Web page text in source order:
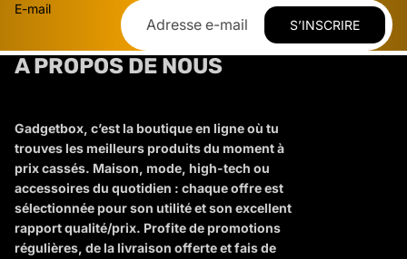
E-mail
S’INSCRIRE
A PROPOS DE NOUS
Gadgetbox, c’est la boutique en ligne où tu
trouves les meilleurs produits du moment à
prix cassés. Maison, mode, high-tech ou
accessoires du quotidien : chaque offre est
sélectionnée pour son utilité et son excellent
rapport qualité/prix. Profite de promotions
régulières, de la livraison offerte et fais de